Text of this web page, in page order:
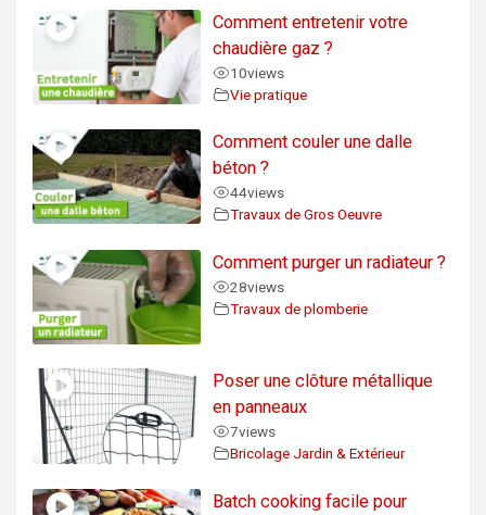
Comment entretenir votre
chaudière gaz ?
10views
Vie pratique
Comment couler une dalle
béton ?
44views
Travaux de Gros Oeuvre
Comment purger un radiateur ?
28views
Travaux de plomberie
Poser une clôture métallique
en panneaux
7views
Bricolage Jardin & Extérieur
Batch cooking facile pour